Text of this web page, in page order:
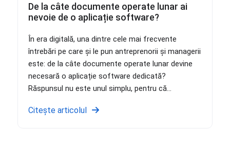
De la câte documente operate lunar ai
nevoie de o aplicație software?
În era digitală, una dintre cele mai frecvente
întrebări pe care și le pun antreprenorii și managerii
este: de la câte documente operate lunar devine
necesară o aplicație software dedicată?
Răspunsul nu este unul simplu, pentru că...
Citește articolul